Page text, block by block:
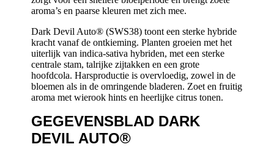
aroma’s en paarse kleuren met zich mee.
Dark Devil Auto® (SWS38) toont een sterke hybride
kracht vanaf de ontkieming. Planten groeien met het
uiterlijk van indica-sativa hybriden, met een sterke
centrale stam, talrijke zijtakken en een grote
hoofdcola. Harsproductie is overvloedig, zowel in de
bloemen als in de omringende bladeren. Zoet en fruitig
aroma met wierook hints en heerlijke citrus tonen.
GEGEVENSBLAD DARK
DEVIL AUTO®